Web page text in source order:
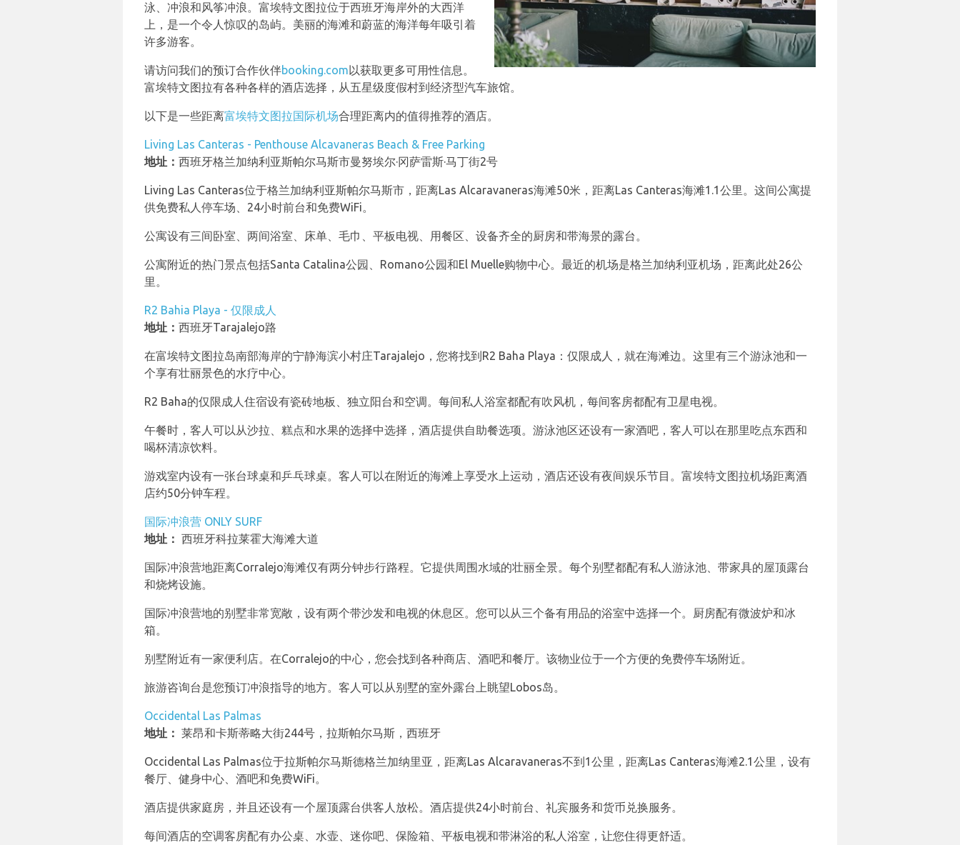
泳、冲浪和风筝冲浪。富埃特文图拉位于西班牙海岸外的大西洋
上，是一个令人惊叹的岛屿。美丽的海滩和蔚蓝的海洋每年吸引着
许多游客。
请访问我们的预订合作伙伴booking.com以获取更多可用性信息。
富埃特文图拉有各种各样的酒店选择，从五星级度假村到经济型汽车旅馆。
以下是一些距离富埃特文图拉国际机场合理距离内的值得推荐的酒店。
Living Las Canteras - Penthouse Alcavaneras Beach & Free Parking
地址： 西班牙格兰加纳利亚斯帕尔马斯市曼努埃尔·冈萨雷斯·马丁街2号
Living Las Canteras位于格兰加纳利亚斯帕尔马斯市，距离Las Alcaravaneras海滩50米，距离Las Canteras海滩1.1公里。这间公寓提
供免费私人停车场、24小时前台和免费WiFi。
公寓设有三间卧室、两间浴室、床单、毛巾、平板电视、用餐区、设备齐全的厨房和带海景的露台。
公寓附近的热门景点包括Santa Catalina公园、Romano公园和El Muelle购物中心。最近的机场是格兰加纳利亚机场，距离此处26公
里。
R2 Bahia Playa - 仅限成人
地址： 西班牙Tarajalejo路
在富埃特文图拉岛南部海岸的宁静海滨小村庄Tarajalejo，您将找到R2 Baha Playa：仅限成人，就在海滩边。这里有三个游泳池和一
个享有壮丽景色的水疗中心。
R2 Baha的仅限成人住宿设有瓷砖地板、独立阳台和空调。每间私人浴室都配有吹风机，每间客房都配有卫星电视。
午餐时，客人可以从沙拉、糕点和水果的选择中选择，酒店提供自助餐选项。游泳池区还设有一家酒吧，客人可以在那里吃点东西和
喝杯清凉饮料。
游戏室内设有一张台球桌和乒乓球桌。客人可以在附近的海滩上享受水上运动，酒店还设有夜间娱乐节目。富埃特文图拉机场距离酒
店约50分钟车程。
国际冲浪营 ONLY SURF
地址： 西班牙科拉莱霍大海滩大道
国际冲浪营地距离Corralejo海滩仅有两分钟步行路程。它提供周围水域的壮丽全景。每个别墅都配有私人游泳池、带家具的屋顶露台
和烧烤设施。
国际冲浪营地的别墅非常宽敞，设有两个带沙发和电视的休息区。您可以从三个备有用品的浴室中选择一个。厨房配有微波炉和冰
箱。
别墅附近有一家便利店。在Corralejo的中心，您会找到各种商店、酒吧和餐厅。该物业位于一个方便的免费停车场附近。
旅游咨询台是您预订冲浪指导的地方。客人可以从别墅的室外露台上眺望Lobos岛。
Occidental Las Palmas
地址： 莱昂和卡斯蒂略大街244号，拉斯帕尔马斯，西班牙
Occidental Las Palmas位于拉斯帕尔马斯德格兰加纳里亚，距离Las Alcaravaneras不到1公里，距离Las Canteras海滩2.1公里，设有
餐厅、健身中心、酒吧和免费WiFi。
酒店提供家庭房，并且还设有一个屋顶露台供客人放松。酒店提供24小时前台、礼宾服务和货币兑换服务。
每间酒店的空调客房配有办公桌、水壶、迷你吧、保险箱、平板电视和带淋浴的私人浴室，让您住得更舒适。